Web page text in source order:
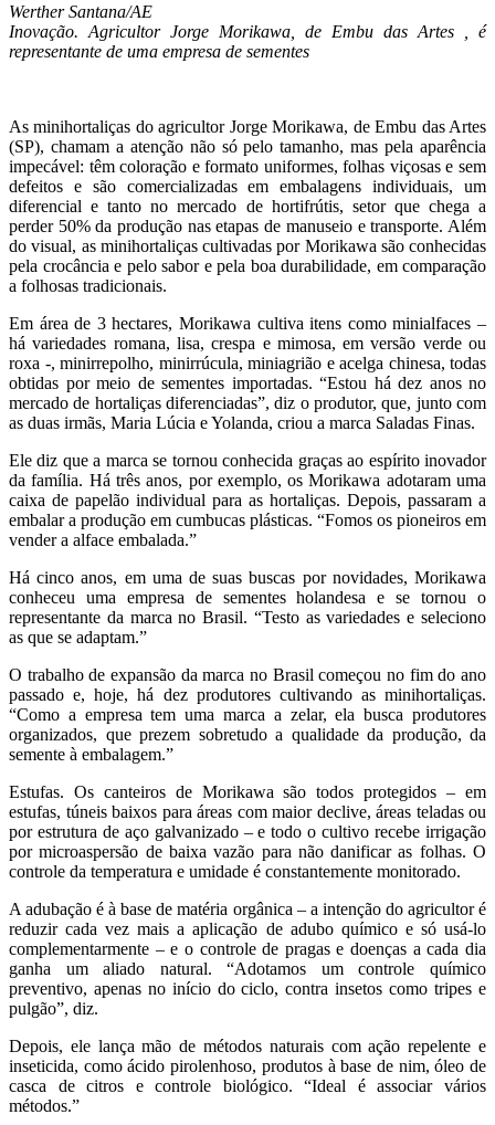
Werther Santana/AE
Inovação. Agricultor Jorge Morikawa, de Embu das Artes , é
representante de uma empresa de sementes
As minihortaliças do agricultor Jorge Morikawa, de Embu das Artes
(SP), chamam a atenção não só pelo tamanho, mas pela aparência
impecável: têm coloração e formato uniformes, folhas viçosas e sem
defeitos e são comercializadas em embalagens individuais, um
diferencial e tanto no mercado de hortifrútis, setor que chega a
perder 50% da produção nas etapas de manuseio e transporte. Além
do visual, as minihortaliças cultivadas por Morikawa são conhecidas
pela crocância e pelo sabor e pela boa durabilidade, em comparação
a folhosas tradicionais.
Em área de 3 hectares, Morikawa cultiva itens como minialfaces –
há variedades romana, lisa, crespa e mimosa, em versão verde ou
roxa -, minirrepolho, minirrúcula, miniagrião e acelga chinesa, todas
obtidas por meio de sementes importadas. “Estou há dez anos no
mercado de hortaliças diferenciadas”, diz o produtor, que, junto com
as duas irmãs, Maria Lúcia e Yolanda, criou a marca Saladas Finas.
Ele diz que a marca se tornou conhecida graças ao espírito inovador
da família. Há três anos, por exemplo, os Morikawa adotaram uma
caixa de papelão individual para as hortaliças. Depois, passaram a
embalar a produção em cumbucas plásticas. “Fomos os pioneiros em
vender a alface embalada.”
Há cinco anos, em uma de suas buscas por novidades, Morikawa
conheceu uma empresa de sementes holandesa e se tornou o
representante da marca no Brasil. “Testo as variedades e seleciono
as que se adaptam.”
O trabalho de expansão da marca no Brasil começou no fim do ano
passado e, hoje, há dez produtores cultivando as minihortaliças.
“Como a empresa tem uma marca a zelar, ela busca produtores
organizados, que prezem sobretudo a qualidade da produção, da
semente à embalagem.”
Estufas. Os canteiros de Morikawa são todos protegidos – em
estufas, túneis baixos para áreas com maior declive, áreas teladas ou
por estrutura de aço galvanizado – e todo o cultivo recebe irrigação
por microaspersão de baixa vazão para não danificar as folhas. O
controle da temperatura e umidade é constantemente monitorado.
A adubação é à base de matéria orgânica – a intenção do agricultor é
reduzir cada vez mais a aplicação de adubo químico e só usá-lo
complementarmente – e o controle de pragas e doenças a cada dia
ganha um aliado natural. “Adotamos um controle químico
preventivo, apenas no início do ciclo, contra insetos como tripes e
pulgão”, diz.
Depois, ele lança mão de métodos naturais com ação repelente e
inseticida, como ácido pirolenhoso, produtos à base de nim, óleo de
casca de citros e controle biológico. “Ideal é associar vários
métodos.”